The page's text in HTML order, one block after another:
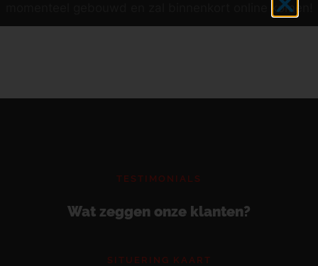
momenteel gebouwd en zal binnenkort online komen!
TESTIMONIALS
Wat zeggen onze klanten?
SITUERING KAART